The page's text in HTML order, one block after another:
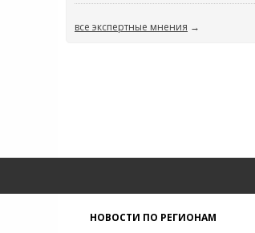
все экспертные мнения →
НОВОСТИ ПО РЕГИОНАМ